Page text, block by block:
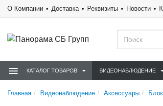
О Компании Доставка Реквизиты Новости
КАТАЛОГ ТОВАРОВ ВИДЕОНАБЛЮДЕНИЕ
Главная Видеонаблюдение Аксессуары